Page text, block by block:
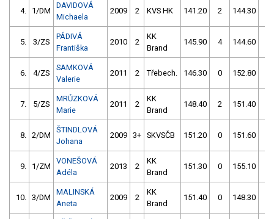
4. 1/DM
DAVIDOVÁ
Michaela
2009 2 KVS HK 141.20 2 144.30
5. 3/ZS
PÁDIVÁ
Františka
2010 2
KK
Brand
145.90 4 144.60
6. 4/ZS
SAMKOVÁ
Valerie
2011 2 Třebech. 146.30 0 152.80
7. 5/ZS
MRŮZKOVÁ
Marie
2011 2
KK
Brand
148.40 2 151.40
8. 2/DM
ŠTINDLOVÁ
Johana
2009 3+ SKVSČB 151.20 0 151.60
9. 1/ZM
VONEŠOVÁ
Adéla
2013 2
KK
Brand
151.30 0 155.10
10. 3/DM
MALINSKÁ
Aneta
2009 2
KK
Brand
151.40 0 148.30